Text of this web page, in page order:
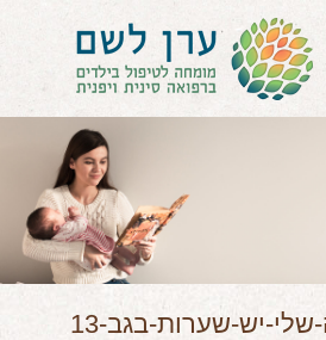
בית
הטיפול
על דיקור סיני ודיקור יפני לילדים
הילד לא מפסיק להיות חולה
בעיות נשימה: קוצר, סטרידור ועוד
יש-שערות-בגב-13